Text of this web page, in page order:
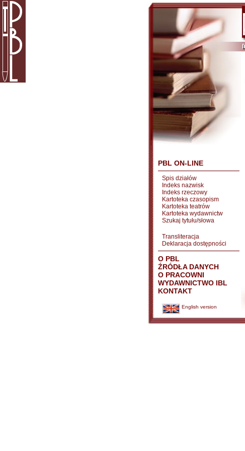
PBL ON-LINE
Spis działów
Indeks nazwisk
Indeks rzeczowy
Kartoteka czasopism
Kartoteka teatrów
Kartoteka wydawnictw
Szukaj tytułu/słowa
Transliteracja
Deklaracja dostępności
O PBL
ŹRÓDŁA DANYCH
O PRACOWNI
WYDAWNICTWO IBL
KONTAKT
English version